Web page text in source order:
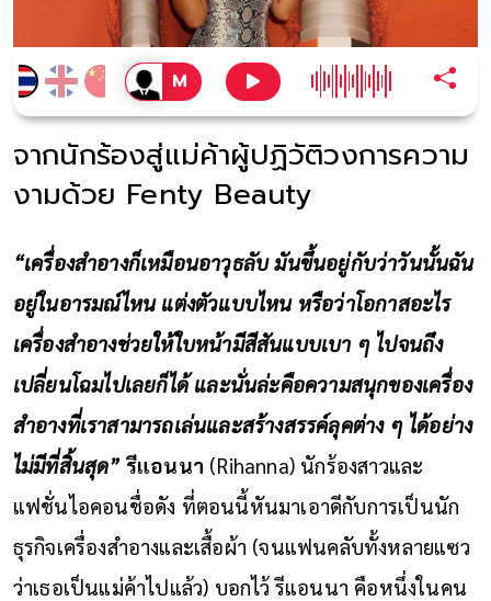
จากนักร้องสู่แม่ค้าผู้ปฏิวัติวงการความ
งามด้วย Fenty Beauty
“เครื่องสำอางก็เหมือนอาวุธลับ มันขึ้นอยู่กับว่าวันนั้นฉัน
อยู่ในอารมณ์ไหน แต่งตัวแบบไหน หรือว่าโอกาสอะไร
เครื่องสำอางช่วยให้ใบหน้ามีสีสันแบบเบา ๆ ไปจนถึง
เปลี่ยนโฉมไปเลยก็ได้ และนั่นล่ะคือความสนุกของเครื่อง
สำอางที่เราสามารถเล่นและสร้างสรรค์ลุคต่าง ๆ ได้อย่าง
ไม่มีที่สิ้นสุด” รีแอนนา (Rihanna) นักร้องสาวและ
แฟชั่นไอคอนชื่อดัง ที่ตอนนี้หันมาเอาดีกับการเป็นนัก
ธุรกิจเครื่องสำอางและเสื้อผ้า (จนแฟนคลับทั้งหลายแซว
ว่าเธอเป็นแม่ค้าไปแล้ว) บอกไว้ รีแอนนา คือหนึ่งในคน